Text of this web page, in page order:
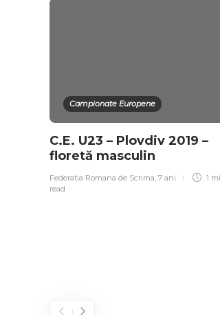
Campionate Europene
C.E. U23 – Plovdiv 2019 –
floretă masculin
Federatia Romana de Scrima 7 ani
1
read